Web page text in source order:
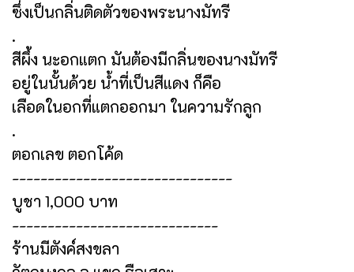
ซึ่งเป็นกลิ่นติดตัวของพระนางมัทรี
.
สีผึ้ง นะอกแตก มันต้องมีกลิ่นของนางมัทรี
อยู่ในนั้นด้วย น้ำที่เป็นสีแดง ก็คือ
เลือดในอกที่แตกออกมา ในความรักลูก
.
ตอกเลข ตอกโค้ด
-------------------------------
บูชา 1,000 บาท
-----------------------------
ร้านมีตังค์สงขลา